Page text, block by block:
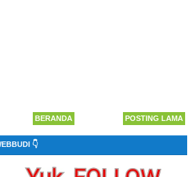
POSTING LAMA
BERANDA
👇